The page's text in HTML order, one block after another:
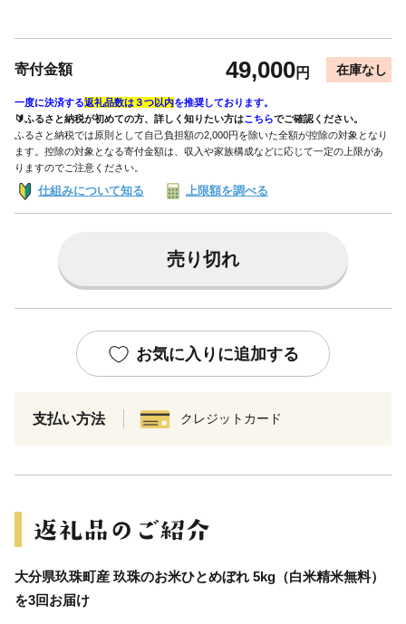
寄付金額 49,000円 在庫なし
一度に決済する返礼品数は３つ以内を推奨しております。
🔰ふるさと納税が初めての方、詳しく知りたい方はこちらでご確認ください。
ふるさと納税では原則として自己負担額の2,000円を除いた全額が控除の対象となり
ます。控除の対象となる寄付金額は、収入や家族構成などに応じて一定の上限があ
りますのでご注意ください。
仕組みについて知る 上限額を調べる
売り切れ
お気に入りに追加する
支払い方法 クレジットカード
大分県玖珠町産 玖珠のお米ひとめぼれ 5kg（白米精米無料）
を3回お届け